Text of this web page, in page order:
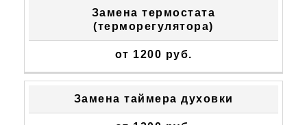
Замена термостата
(терморегулятора)
от 1200 руб.
Замена таймера духовки